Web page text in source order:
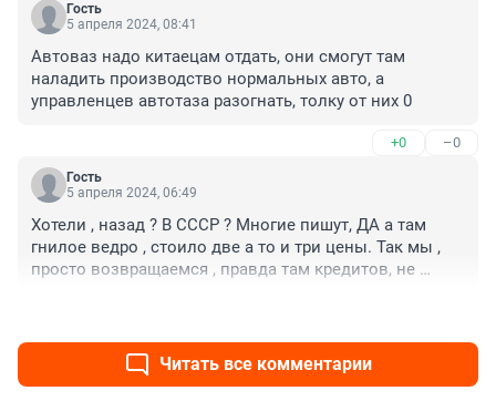
Гость
5 апреля 2024, 08:41
Автоваз надо китаецам отдать, они смогут там
наладить производство нормальных авто, а
управленцев автотаза разогнать, толку от них 0
+0 –0
Гость
5 апреля 2024, 06:49
Хотели , назад ? В СССР ? Многие пишут, ДА а там
гнилое ведро , стоило две а то и три цены. Так мы ,
просто возвращаемся , правда там кредитов, не
Читать все комментарии